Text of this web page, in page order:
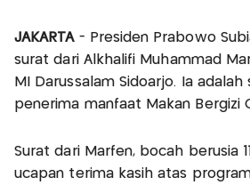
JAKARTA- Presiden Prabowo
surat dari Alkhalifi Muhammad
MI Darussalam Sidoarjo. Ia
penerima manfaat Makan Bergizi
Surat dari Marfen, bocah berusia
ucapan terima kasih atas